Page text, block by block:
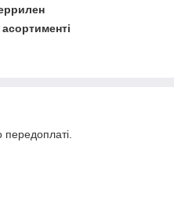
асортименті
передоплаті.